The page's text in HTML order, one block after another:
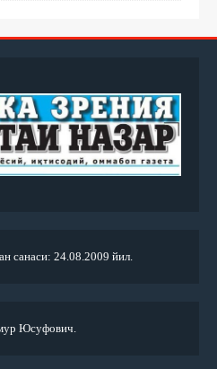
санаси: 24.08.2009 йил.
Юсуфович.